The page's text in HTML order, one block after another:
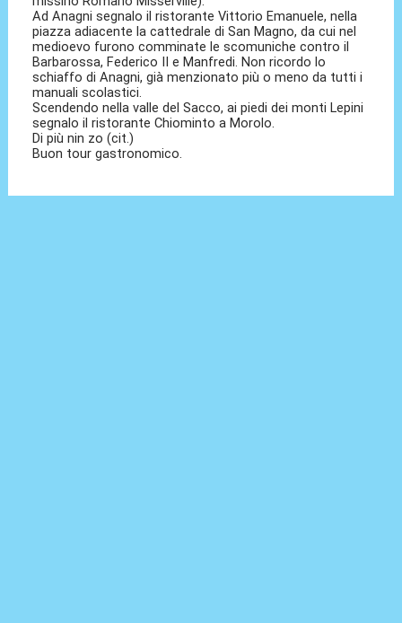
Ad Anagni segnalo il ristorante Vittorio Emanuele, nella
piazza adiacente la cattedrale di San Magno, da cui nel
medioevo furono comminate le scomuniche contro il
Barbarossa, Federico II e Manfredi. Non ricordo lo
schiaffo di Anagni, già menzionato più o meno da tutti i
manuali scolastici.
Scendendo nella valle del Sacco, ai piedi dei monti Lepini
segnalo il ristorante Chiominto a Morolo.
Di più nin zo (cit.)
Buon tour gastronomico.